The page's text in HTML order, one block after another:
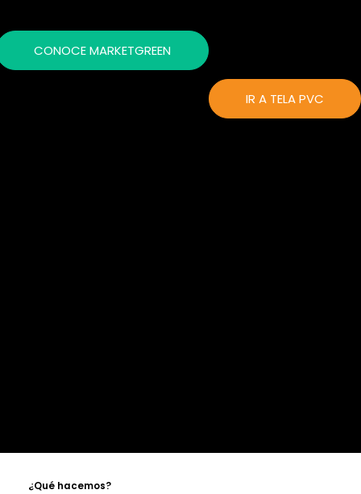
CONOCE MARKETGREEN
IR A TELA PVC
¿Qué hacemos?